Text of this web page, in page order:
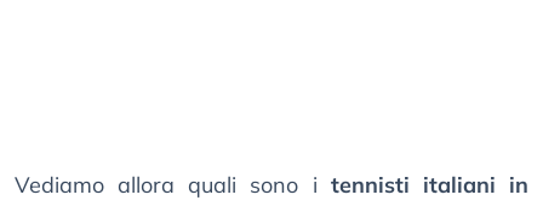
Vediamo allora quali sono i tennisti italiani in